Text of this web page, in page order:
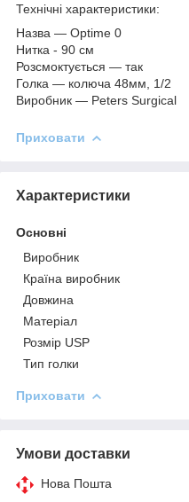
Технічні характеристики:
Назва ― Optime 0
Нитка - 90 см
Розсмоктується ― так
Голка ― колюча 48мм, 1/2
Виробник ― Peters Surgical
Приховати
Характеристики
Основні
Виробник
Країна виробник
Довжина
Матеріал
Розмір USP
Тип голки
Приховати
Умови доставки
Нова Пошта